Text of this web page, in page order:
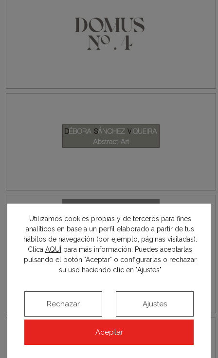
Utilizamos cookies propias y de terceros para fines
analíticos en base a un perfil elaborado a partir de tus
hábitos de navegación (por ejemplo, páginas visitadas).
Clica AQUÍ para más información. Puedes aceptarlas
pulsando el botón "Aceptar" o configurarlas o rechazar
su uso haciendo clic en "Ajustes"
Aceptar
Rechazar Ajustes